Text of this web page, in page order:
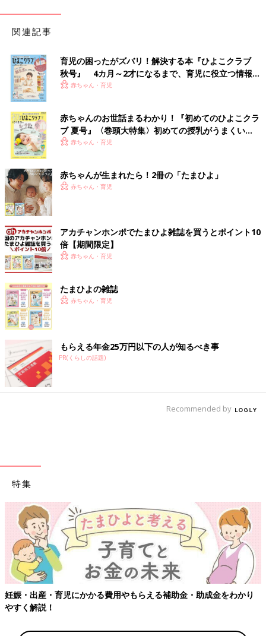
関連記事
育児の困ったがズバリ！解決する本『ひよこクラブ
秋号』 4カ月～2才になるまで、育児に役立つ情報が
いっぱい！
赤ちゃん・育児
赤ちゃんのお世話まるわかり！『初めてのひよこクラ
ブ 夏号』〈巻頭大特集〉初めての授乳がうまくい
く！ おっぱい・ミルクの基本と夏のトラブル 解決テ
赤ちゃん・育児
赤ちゃんが生まれたら！2冊の「たまひよ」
赤ちゃん・育児
アカチャンホンポでたまひよ雑誌を買うとポイント10
倍【期間限定】
赤ちゃん・育児
たまひよの雑誌
赤ちゃん・育児
もらえる年金25万円以下の人が知るべき事
PR(くらしの話題)
Recommended by
特集
妊娠・出産・育児にかかる費用やもらえる補助金・助成金をわかり
やすく解説！